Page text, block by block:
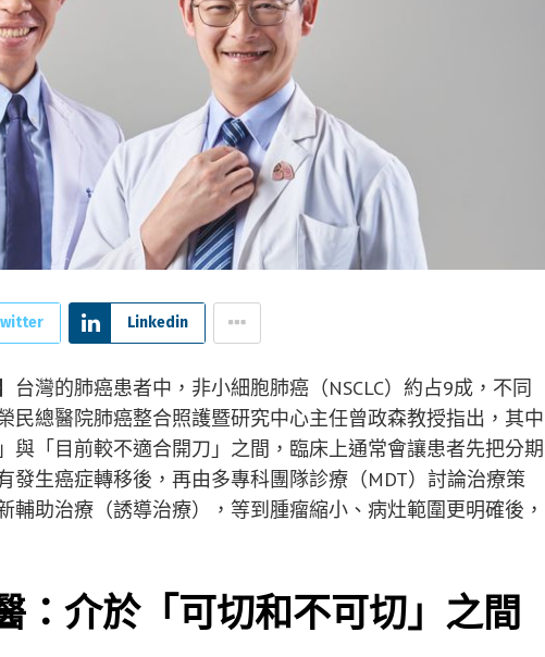
Linkedin
台灣的肺癌患者中，非小細胞肺癌（NSCLC）約占9成，不同
民總醫院肺癌整合照護暨研究中心主任曾政森教授指出，其中
與「目前較不適合開刀」之間，臨床上通常會讓患者先把分期
發生癌症轉移後，再由多專科團隊診療（MDT）討論治療策
輔助治療（誘導治療），等到腫瘤縮小、病灶範圍更明確後，
：介於「可切和不可切」之間